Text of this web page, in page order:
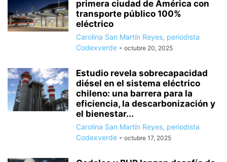
primera ciudad de América con
transporte público 100%
eléctrico
Carolina San Martín Reyes, periodista
Codexverde - octubre 20, 2025
Estudio revela sobrecapacidad
diésel en el sistema eléctrico
chileno: una barrera para la
eficiencia, la descarbonización y
el bienestar...
Carolina San Martín Reyes, periodista
Codexverde - octubre 17, 2025